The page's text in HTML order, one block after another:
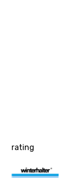
rating